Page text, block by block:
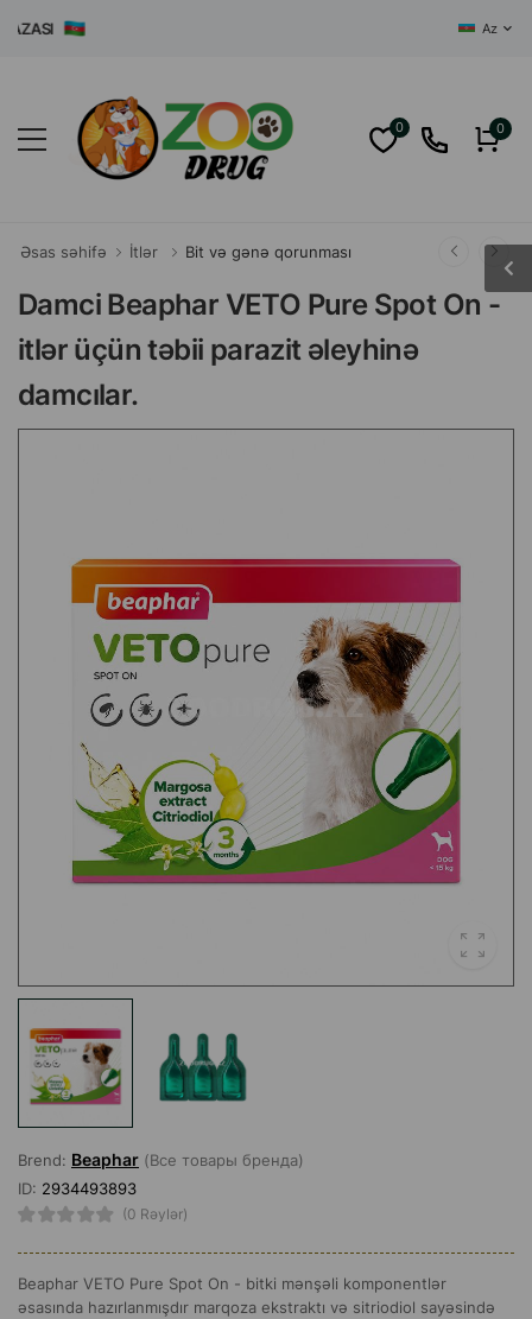
Az
0 0
Əsas səhifə İtlər Bit və gənə qorunması
Damci Beaphar VETO Pure Spot On -
itlər üçün təbii parazit əleyhinə
damcılar.
Brend: Beaphar (Все товары бренда)
ID: 2934493893
(0 Rəylər)
Beaphar VETO Pure Spot On - bitki mənşəli komponentlər
əsasında hazırlanmışdır marqoza ekstraktı və sitriodiol sayəsində